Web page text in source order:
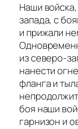
Наши
запада, с
и прижали
из северо-
нанести
фланга и
боя наши
гарнизон и